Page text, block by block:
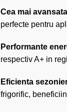
Cea mai
perfecte pentru
Performante
respectiv A+ in
Eficienta
frigorific,